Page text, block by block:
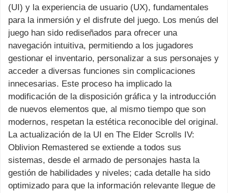
(UI) y la experiencia de usuario (UX), fundamentales
para la inmersión y el disfrute del juego. Los menús del
juego han sido rediseñados para ofrecer una
navegación intuitiva, permitiendo a los jugadores
gestionar el inventario, personalizar a sus personajes y
acceder a diversas funciones sin complicaciones
innecesarias. Este proceso ha implicado la
modificación de la disposición gráfica y la introducción
de nuevos elementos que, al mismo tiempo que son
modernos, respetan la estética reconocible del original.
La actualización de la UI en The Elder Scrolls IV:
Oblivion Remastered se extiende a todos sus
sistemas, desde el armado de personajes hasta la
gestión de habilidades y niveles; cada detalle ha sido
optimizado para que la información relevante llegue de